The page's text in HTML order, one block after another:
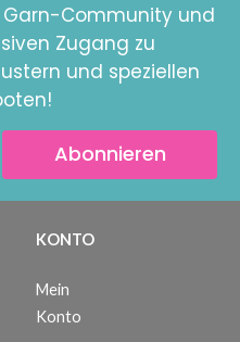
Garn-Community und
Zugang zu
und speziellen
Abonnieren
KONTO
Mein
Konto